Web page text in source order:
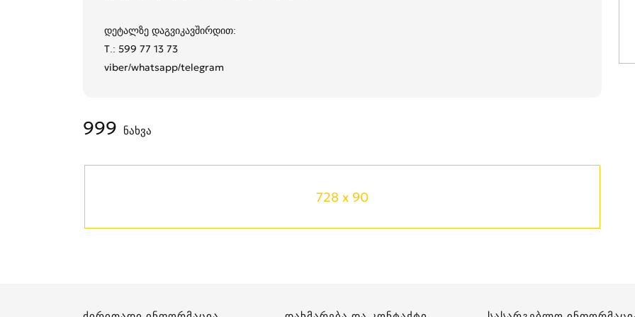
დეტალზე დაგვიკავშირდით:
T.: 599 77 13 73
viber/whatsapp/telegram
999 ნახვა
728 x 90